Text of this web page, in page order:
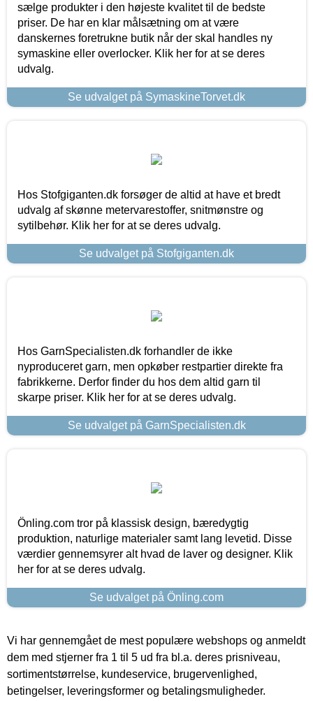
sælge produkter i den højeste kvalitet til de bedste
priser. De har en klar målsætning om at være
danskernes foretrukne butik når der skal handles ny
symaskine eller overlocker. Klik her for at se deres
udvalg.
Se udvalget på SymaskineTorvet.dk
Hos Stofgiganten.dk forsøger de altid at have et bredt
udvalg af skønne metervarestoffer, snitmønstre og
sytilbehør. Klik her for at se deres udvalg.
Se udvalget på Stofgiganten.dk
Hos GarnSpecialisten.dk forhandler de ikke
nyproduceret garn, men opkøber restpartier direkte fra
fabrikkerne. Derfor finder du hos dem altid garn til
skarpe priser. Klik her for at se deres udvalg.
Se udvalget på GarnSpecialisten.dk
Önling.com tror på klassisk design, bæredygtig
produktion, naturlige materialer samt lang levetid. Disse
værdier gennemsyrer alt hvad de laver og designer. Klik
her for at se deres udvalg.
Se udvalget på Önling.com
Vi har gennemgået de mest populære webshops og anmeldt
dem med stjerner fra 1 til 5 ud fra bl.a. deres prisniveau,
sortimentstørrelse, kundeservice, brugervenlighed,
betingelser, leveringsformer og betalingsmuligheder.